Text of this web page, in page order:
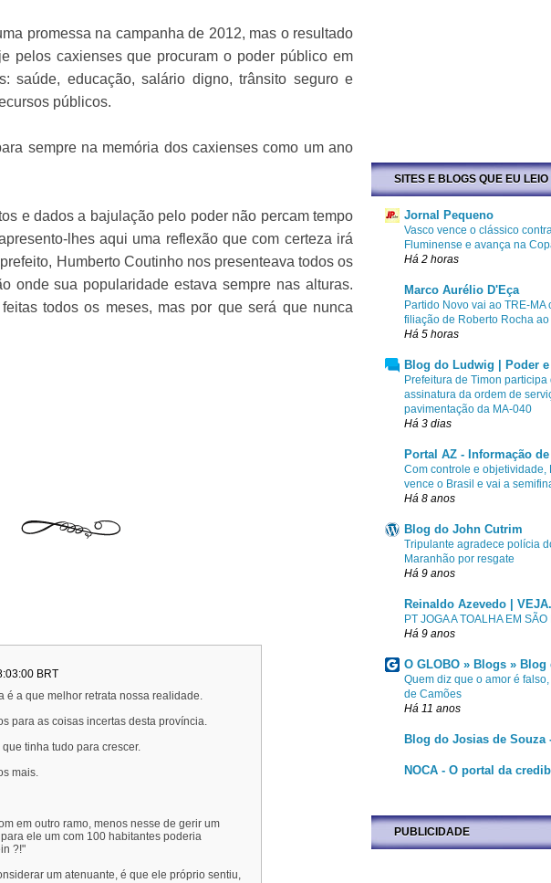
promessa na campanha de 2012, mas o resultado
pelos caxienses que procuram o poder público em
saúde, educação, salário digno, trânsito seguro e
públicos.
sempre na memória dos caxienses como um ano
e dados a bajulação pelo poder não percam tempo
lhes aqui uma reflexão que com certeza irá
Humberto Coutinho nos presenteava todos os
onde sua popularidade estava sempre nas alturas.
todos os meses, mas por que será que nunca
BRT
é a que melhor retrata nossa realidade.
para as coisas incertas desta província.
tinha tudo para crescer.
mais.
em outro ramo, menos nesse de gerir um
ele um com 100 habitantes poderia
?!"
um atenuante, é que ele próprio sentiu,
SITES E BLOGS QUE EU LEIO
Jornal Pequeno
Vasco vence o clássico
Fluminense e avança na
Há 2 horas
Marco Aurélio D'Eça
Partido Novo vai ao TRE-MA
filiação de Roberto Rocha
Há 5 horas
Blog do Ludwig | Poder
Prefeitura de Timon participa
assinatura da ordem de
pavimentação da MA-040
Há 3 dias
Portal AZ - Informação
Com controle e objetividade,
vence o Brasil e vai a
Há 8 anos
Blog do John Cutrim
Tripulante agradece polícia
Maranhão por resgate
Há 9 anos
Reinaldo Azevedo |
PT JOGA A TOALHA EM SÃO
Há 9 anos
O GLOBO » Blogs » Blog
Quem diz que o amor é
de Camões
Há 11 anos
Blog do Josias de Souza
NOCA - O portal da
PUBLICIDADE